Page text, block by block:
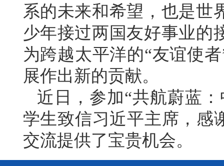
系的未来和希望，也是世
少年接过两国友好事业的
为跨越太平洋的“友谊使
展作出新的贡献。
近日，参加“共航蔚蓝
学生致信习近平主席，感
交流提供了宝贵机会。